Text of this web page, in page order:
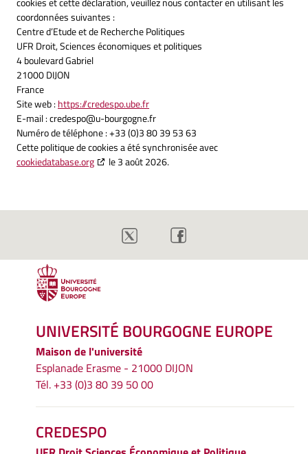
coordonnées suivantes :
Centre d’Etude et de Recherche Politiques
UFR Droit, Sciences économiques et politiques
4 boulevard Gabriel
21000 DIJON
France
Site web :https://credespo.ube.fr
E-mail :credespo@u-bourgogne.fr
Numéro de téléphone : +33 (0)3 80 39 53 63
Cette politique de cookies a été synchronisée avec
cookiedatabase.org
le 3 août 2026.
UNIVERSITÉ BOURGOGNE EUROPE
Maison de l'université
Esplanade Erasme - 21000 DIJON
Tél. +33 (0)3 80 39 50 00
CREDESPO